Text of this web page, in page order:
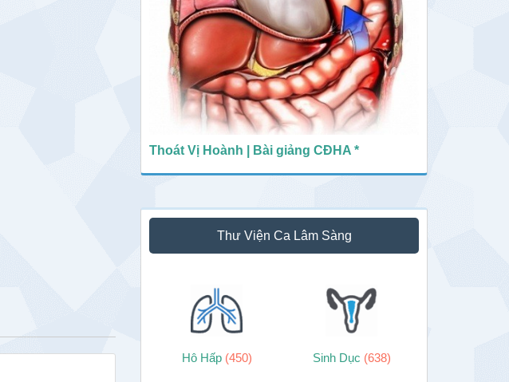
Thoát Vị Hoành | Bài giảng CĐHA *
Thư Viện Ca Lâm Sàng
Hô Hấp (450) Sinh Dục (638)